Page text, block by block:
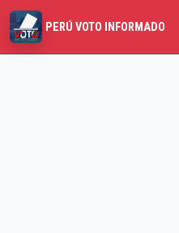
PERÚ VOTO INFORMADO